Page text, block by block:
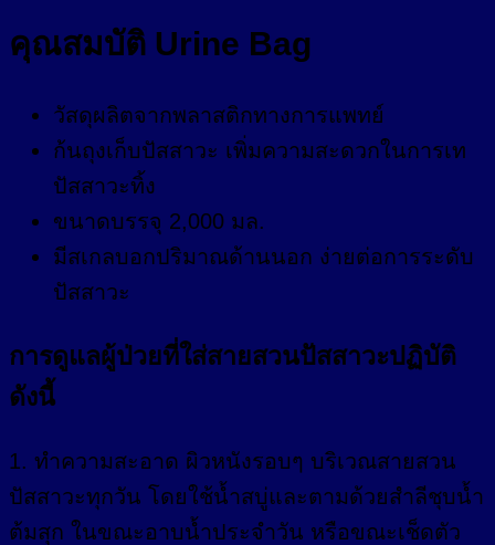
คุณสมบัติ Urine Bag
วัสดุผลิตจากพลาสติกทางการแพทย์
ก้นถุงเก็บปัสสาวะ เพิ่มความสะดวกในการเท
ปัสสาวะทิ้ง
ขนาดบรรจุ 2,000 มล.
มีสเกลบอกปริมาณด้านนอก ง่ายต่อการระดับ
ปัสสาวะ
การดูแลผู้ป่วยที่ใส่สายสวนปัสสาวะปฏิบัติ
ดังนี้
1. ทำความสะอาด ผิวหนังรอบๆ บริเวณสายสวน
ปัสสาวะทุกวัน โดยใช้น้ำสบู่และตามด้วยสำลีชุบน้ำ
ต้มสุก ในขณะอาบน้ำประจำวัน หรือขณะเช็ดตัว